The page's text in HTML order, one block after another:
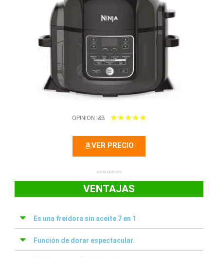
OPINION I&B ★★★★★5
VER PRECIO
amazon.es
VENTAJAS
Es una freidora sin aceite 7 en 1
Función de dorar espectacular.